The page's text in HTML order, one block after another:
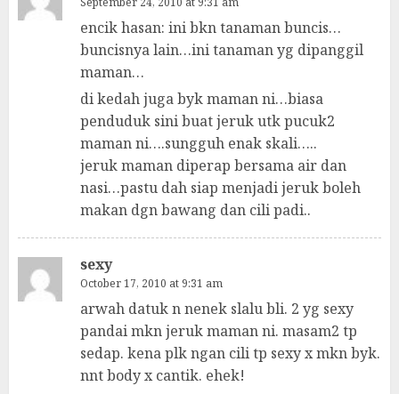
encik hasan: ini bkn tanaman buncis…
buncisnya lain…ini tanaman yg dipanggil
maman…
di kedah juga byk maman ni…biasa
penduduk sini buat jeruk utk pucuk2
maman ni….sungguh enak skali…..
jeruk maman diperap bersama air dan
nasi…pastu dah siap menjadi jeruk boleh
makan dgn bawang dan cili padi..
sexy
October 17, 2010 at 9:31 am
arwah datuk n nenek slalu bli. 2 yg sexy
pandai mkn jeruk maman ni. masam2 tp
sedap. kena plk ngan cili tp sexy x mkn byk.
nnt body x cantik. ehek!